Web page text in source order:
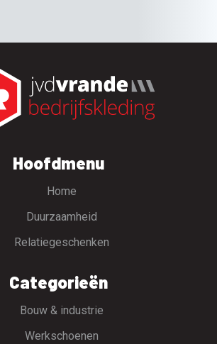
Hoofdmenu
Home
Duurzaamheid
Relatiegeschenken
Categorieën
Bouw & industrie
Werkschoenen